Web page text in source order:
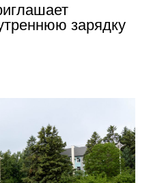
зарядку